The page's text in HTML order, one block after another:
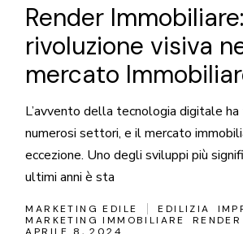
Render
rivoluzione visiva
mercato
L’avvento della tecnologia digitale
numerosi settori, e il mercato
eccezione. Uno degli sviluppi più
ultimi anni è sta
MARKETING EDILE EDILIZIA
MARKETING IMMOBILIARE
RENDER
APRILE 8, 2024